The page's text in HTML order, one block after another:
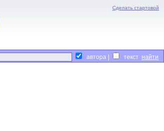
Сделать стартовой
автора | текст